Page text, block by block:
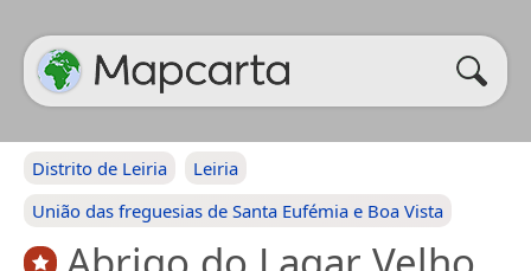
Distrito de Leiria
Leiria
União das freguesias de Santa Eufémia e Boa Vista